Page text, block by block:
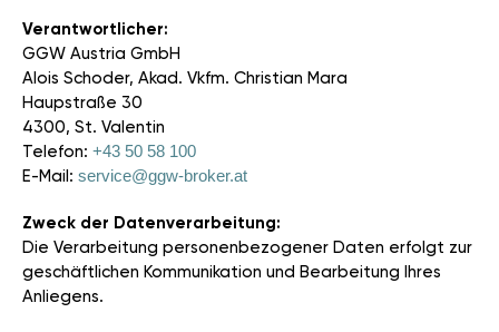
Verantwortlicher:
GGW Austria GmbH
Alois Schoder, Akad. Vkfm. Christian Mara
Haupstraße 30
4300, St. Valentin
Telefon: +43 50 58 100
E-Mail: service@ggw-broker.at
Zweck der Datenverarbeitung:
Die Verarbeitung personenbezogener Daten erfolgt zur
geschäftlichen Kommunikation und Bearbeitung Ihres
Anliegens.